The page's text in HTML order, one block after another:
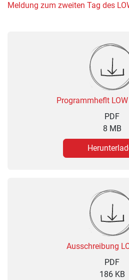
Meldung zum zweiten Tag des
Programmheflt
PDF
8 MB
Ausschreibung
PDF
186 KB